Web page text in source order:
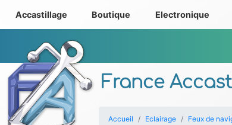
France
Accastillage Boutique Electronique
Accueil Eclairage Feux de